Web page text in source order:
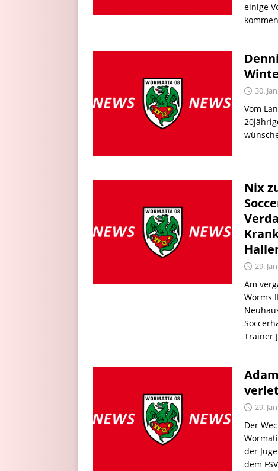
einige
30.
Vom
Nix
29.
Am
Worms
Trainer
29.
Der
der
dem